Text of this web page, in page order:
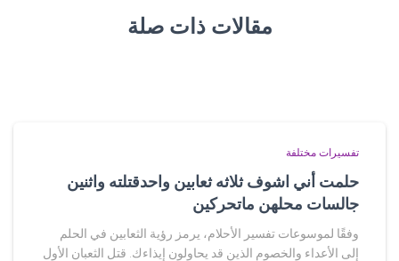
مقالات ذات صلة
تفسيرات مختلفة
حلمت أني اشوف ثلاثه ثعابين واحدقتلته واثنين
جالسات محلهن ماتحركين
وفقًا لموسوعات تفسير الأحلام، يرمز رؤية الثعابين في الحلم
إلى الأعداء والخصوم الذين قد يحاولون إيذاءك. قتل الثعبان الأول